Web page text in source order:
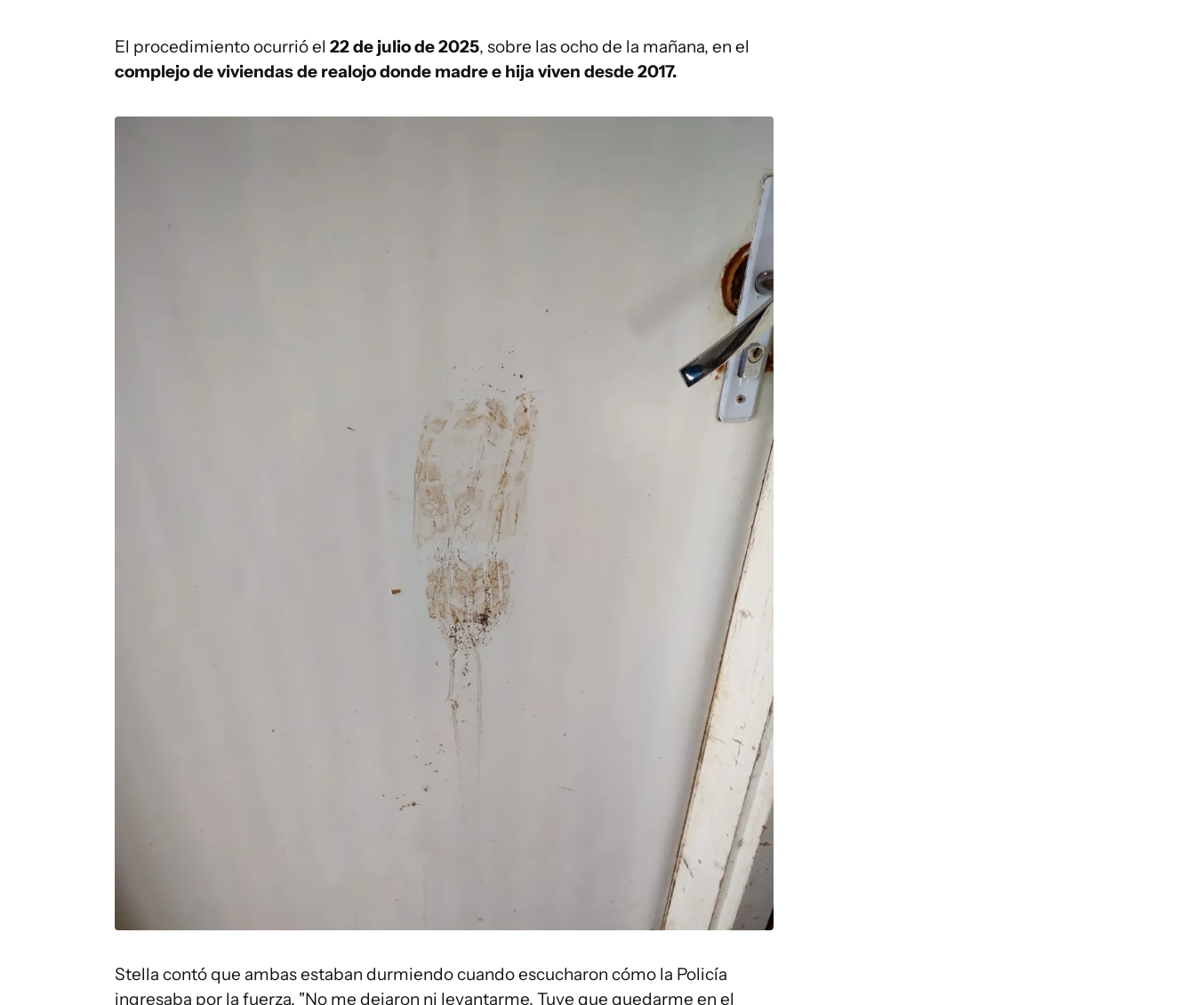
El procedimiento ocurrió el 22 de julio de 2025, sobre las ocho de la mañana, en el
complejo de viviendas de realojo donde madre e hija viven desde 2017.
Stella contó que ambas estaban durmiendo cuando escucharon cómo la Policía
ingresaba por la fuerza. "No me dejaron ni levantarme. Tuve que quedarme en el